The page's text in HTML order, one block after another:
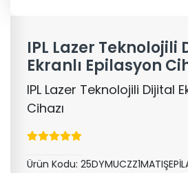
IPL Lazer Teknolojili
Ekranlı Epilasyon
IPL Lazer Teknolojili Dijital
Cihazı
Ürün Kodu: